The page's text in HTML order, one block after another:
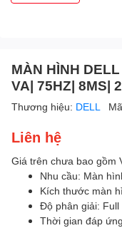
MÀN HÌNH
VA| 75HZ| 8MS|
Thương hiệu: DELL
Liên hệ
Giá trên chưa bao gồm
Nhu cầu: Màn
Kích thước màn
Độ phân giải: Full
Thời gian đáp